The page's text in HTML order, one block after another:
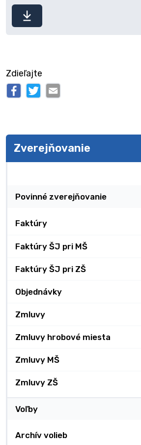
Stiahnuť
súbor
Zdieľajte
Zverejňovanie
Povinné zverejňovanie
Faktúry
Faktúry ŠJ pri MŠ
Faktúry ŠJ pri ZŠ
Objednávky
Zmluvy
Zmluvy hrobové miesta
Zmluvy MŠ
Zmluvy ZŠ
Voľby
Archív volieb